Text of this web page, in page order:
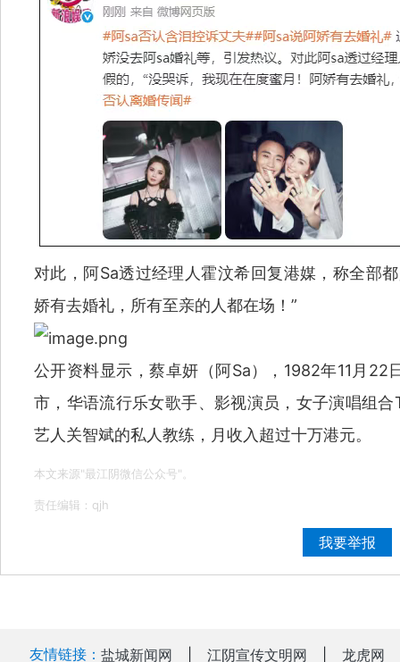
对此，阿Sa透过经理人霍汶希回复港媒，称全部
娇有去婚礼，所有至亲的人都在场！”
公开资料显示，蔡卓妍（阿Sa），1982年11月22
市，华语流行乐女歌手、影视演员，女子演唱组
艺人关智斌的私人教练，月收入超过十万港元。
本文来源"最江阴微信公众号"。
责任编辑：qjh
我要举报
友情链接： 盐城新闻网 江阴宣传文明网 龙虎网